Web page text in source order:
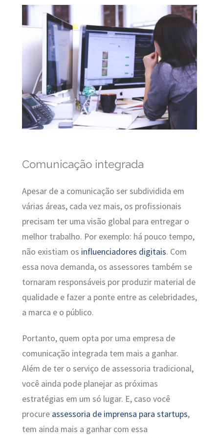
Comunicação integrada
Apesar de a comunicação ser subdividida em
várias áreas, cada vez mais, os profissionais
precisam ter uma visão global para entregar o
melhor trabalho. Por exemplo: há pouco tempo,
não existiam os influenciadores digitais. Com
essa nova demanda, os assessores também se
tornaram responsáveis por produzir material de
qualidade e fazer a ponte entre as celebridades,
a marca e o público.
Portanto, quem opta por uma empresa de
comunicação integrada tem mais a ganhar.
Além de ter o serviço de assessoria tradicional,
você ainda pode planejar as próximas
estratégias em um só lugar. E, caso você
procure assessoria de imprensa para startups,
tem ainda mais a ganhar com essa